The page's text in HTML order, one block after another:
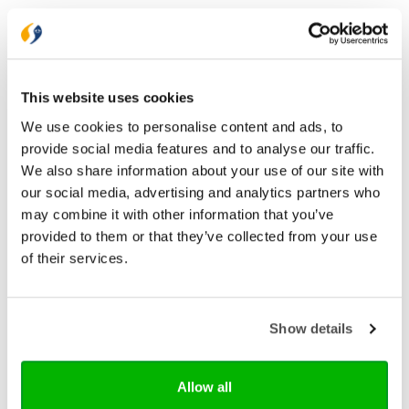
This website uses cookies
We use cookies to personalise content and ads, to
provide social media features and to analyse our traffic.
We also share information about your use of our site with
our social media, advertising and analytics partners who
may combine it with other information that you’ve
provided to them or that they’ve collected from your use
of their services.
Show details
Allow all
Gratis verzending vanaf € 20,-
Gratis retourneren
Bekijk ook eens